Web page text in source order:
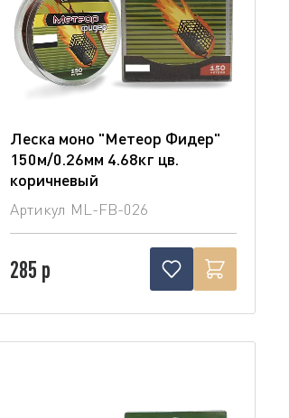
Леска моно "Метеор Фидер"
150м/0.26мм 4.68кг цв.
коричневый
Артикул ML-FB-026
285 р